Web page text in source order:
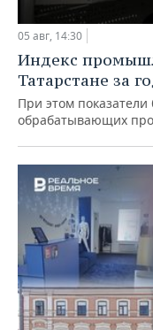
05 авг, 14:30
Индекс
Татарстане за
При этом
обрабатывающих